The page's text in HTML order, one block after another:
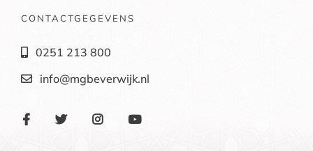
CONTACTGEGEVENS
0251 213 800
info@mgbeverwijk.nl